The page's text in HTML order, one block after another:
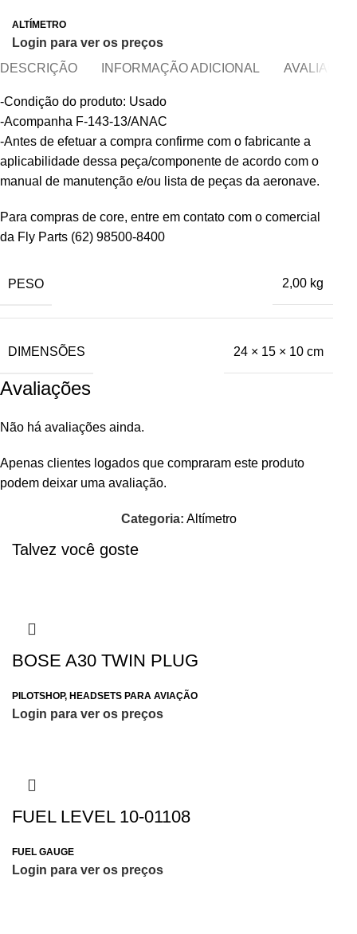
ALTÍMETRO
Login para ver os preços
DESCRIÇÃO
INFORMAÇÃO ADICIONAL
-Condição do produto: Usado
-Acompanha F-143-13/ANAC
-Antes de efetuar a compra confirme com o fabricante a
aplicabilidade dessa peça/componente de acordo com o
manual de manutenção e/ou lista de peças da aeronave.
Para compras de core, entre em contato com o comercial
da Fly Parts (62) 98500-8400
PESO 2,00 kg
DIMENSÕES 24 × 15 × 10 cm
Avaliações
Não há avaliações ainda.
Apenas clientes logados que compraram este produto
podem deixar uma avaliação.
Categoria: Altímetro
Talvez você goste
BOSE A30 TWIN PLUG
PILOTSHOP, HEADSETS PARA AVIAÇÃO
Login para ver os preços
FUEL LEVEL 10-01108
FUEL GAUGE
Login para ver os preços